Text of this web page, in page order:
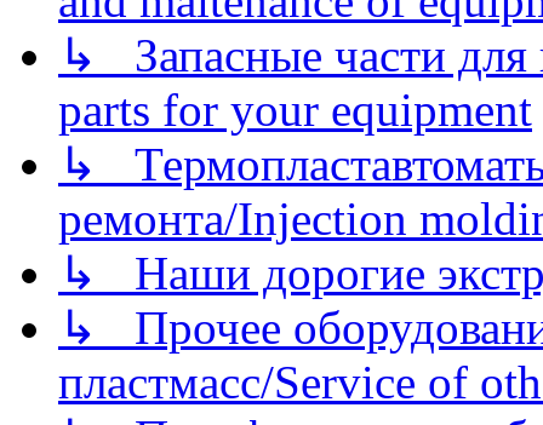
↳ Запасные части для
parts for your equipment
↳
ремонта/Injection
↳ Наши дорогие
↳ Прочее
пластмасс/Service of